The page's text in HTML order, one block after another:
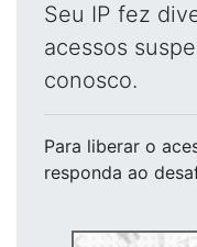
Seu IP fez
acessos
conosco.
Para liberar o
responda ao